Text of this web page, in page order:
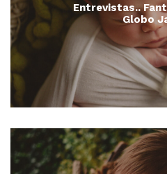
Entrevistas..
Globo